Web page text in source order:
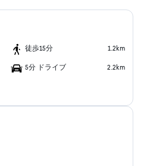
​徒歩15分 1.2km
5分 ドライブ 2.2km